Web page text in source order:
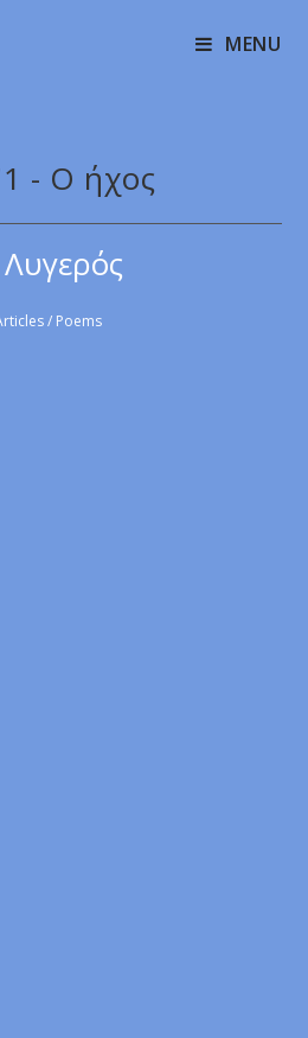
MENU
- Ο ήχος
/ Poems